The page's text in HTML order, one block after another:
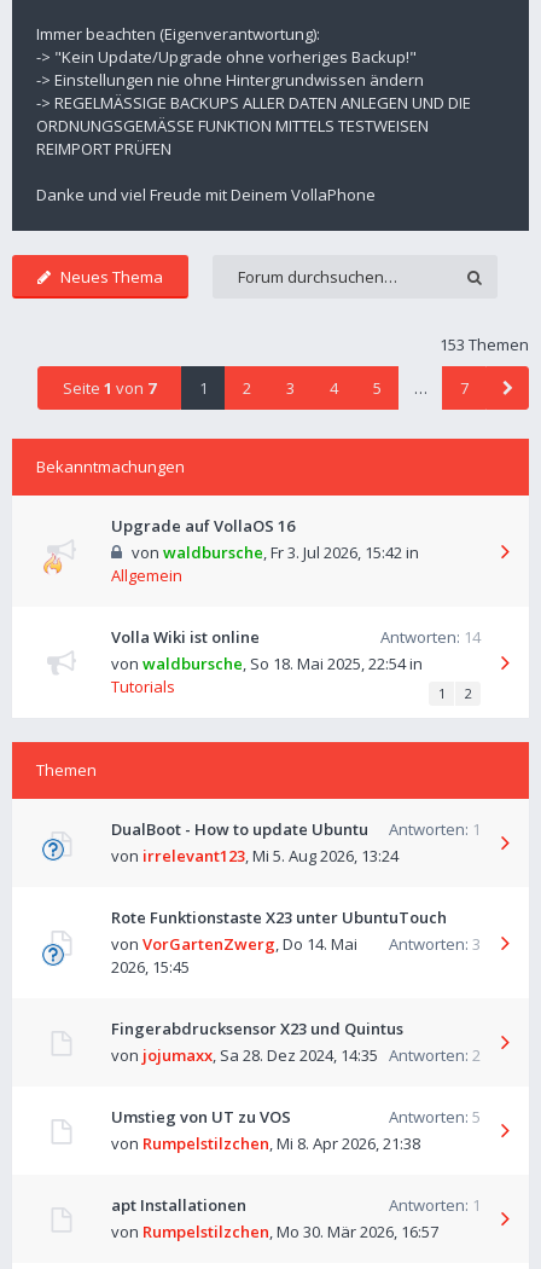
Immer beachten (Eigenverantwortung):
-> "Kein Update/Upgrade ohne vorheriges Backup!"
-> Einstellungen nie ohne Hintergrundwissen ändern
-> REGELMÄSSIGE BACKUPS ALLER DATEN ANLEGEN UND DIE
ORDNUNGSGEMÄSSE FUNKTION MITTELS TESTWEISEN
REIMPORT PRÜFEN
Danke und viel Freude mit Deinem VollaPhone
Neues Thema
153 Themen
Seite 1 von 7 1 2 3 4 5 … 7
Bekanntmachungen
Upgrade auf VollaOS 16
von waldbursche,Fr 3. Jul 2026, 15:42in
Allgemein
Volla Wiki ist online Antworten: 14
von waldbursche, So 18. Mai 2025, 22:54in
Tutorials
1 2
Themen
DualBoot - How to update Ubuntu Antworten: 1
von irrelevant123,Mi 5. Aug 2026, 13:24
Rote Funktionstaste X23 unter UbuntuTouch
Antworten: 3
von VorGartenZwerg,Do 14. Mai
2026, 15:45
Fingerabdrucksensor X23 und Quintus
Antworten: 2
von jojumaxx, Sa 28. Dez 2024, 14:35
Umstieg von UT zu VOS Antworten: 5
von Rumpelstilzchen,Mi 8. Apr 2026, 21:38
apt Installationen Antworten: 1
von Rumpelstilzchen,Mo 30. Mär 2026, 16:57